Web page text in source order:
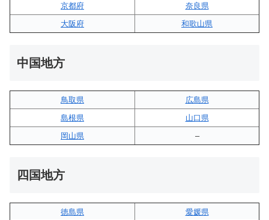
京都府
奈良県
大阪府
和歌山県
中国地方
鳥取県
広島県
島根県
山口県
岡山県
–
四国地方
徳島県
愛媛県